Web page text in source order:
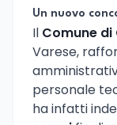
Un nuovo
Il Comune di
Varese,
personale
ha infatti